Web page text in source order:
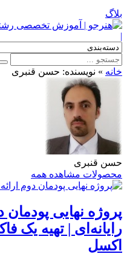
بلاگ
|
خانه » نویسنده: حسن قنبری
حسن قنبری
محصولات مشاهده همه
پروژه نهایی
رایانه‌ای | تهیه یک
اکسل